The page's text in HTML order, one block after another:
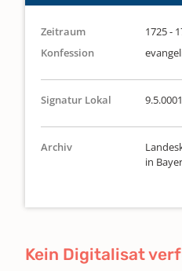
Zeitraum
1725 -
Konfession
Signatur Lokal
Archiv
in
Kein Digitalisat